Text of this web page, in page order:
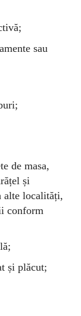
sau
de masa,
și
alte localități,
conform
și plăcut;